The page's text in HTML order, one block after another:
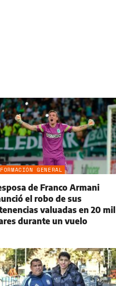
GENERAL
de Franco Armani
el robo de sus
valuadas en 20 mil
durante un vuelo